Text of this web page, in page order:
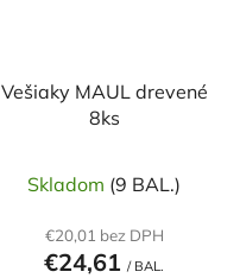
Vešiaky MAUL drevené
8ks
Skladom (9 BAL.)
€20,01 bez DPH
€24,61 / BAL.